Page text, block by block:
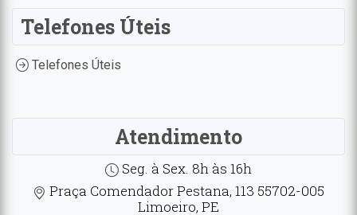
Telefones Úteis
Telefones Úteis
Atendimento
Seg. à Sex. 8h às 16h
Praça Comendador Pestana, 113 55702-005
Limoeiro, PE